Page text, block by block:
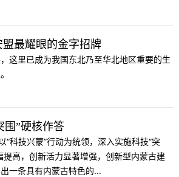
最耀眼的金字招牌
这里已成为我国东北乃至华北地区重要的生
围”硬核作答
“科技兴蒙”行动为统领，深入实施科技“突
提高，创新活力显著增强，创新型内蒙古建
一条具有内蒙古特色的...